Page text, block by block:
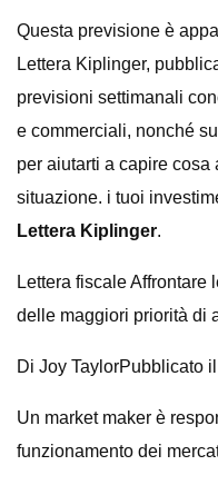
Questa previsione è
Lettera Kiplinger,
previsioni settimanali
e commerciali, nonché
per aiutarti a capire cosa
situazione. i tuoi
Lettera Kiplinger.
Lettera fiscale
delle maggiori priorità di
Di Joy TaylorPubblicato
Un market maker è
funzionamento dei